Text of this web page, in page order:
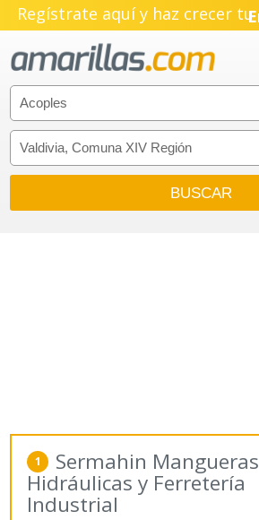
Regístrate aquí y haz crecer tu
1 Sermahin Mangueras
Hidráulicas y Ferretería
Industrial